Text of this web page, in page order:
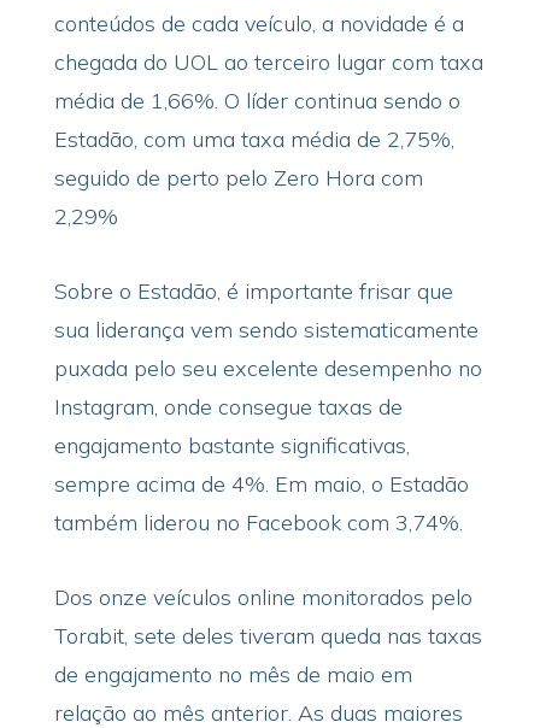
conteúdos de cada veículo, a novidade é a
chegada do UOL ao terceiro lugar com taxa
média de 1,66%. O líder continua sendo o
Estadão, com uma taxa média de 2,75%,
seguido de perto pelo Zero Hora com
2,29%
Sobre o Estadão, é importante frisar que
sua liderança vem sendo sistematicamente
puxada pelo seu excelente desempenho no
Instagram, onde consegue taxas de
engajamento bastante significativas,
sempre acima de 4%. Em maio, o Estadão
também liderou no Facebook com 3,74%.
Dos onze veículos online monitorados pelo
Torabit, sete deles tiveram queda nas taxas
de engajamento no mês de maio em
relação ao mês anterior. As duas maiores